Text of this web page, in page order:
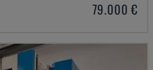
79.000 €